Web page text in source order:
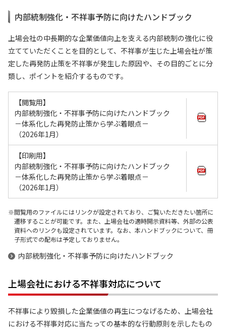
内部統制強化・不祥事予防に向けたハンドブック
上場会社の中長期的な企業価値向上を支える内部統制の強化に役
立てていただくことを目的として、不祥事が生じた上場会社が策
定した再発防止策を不祥事が発生した原因や、その目的ごとに分
類し、ポイントを紹介するものです。
【閲覧用】
内部統制強化・不祥事予防に向けたハンドブック
－体系化した再発防止策から学ぶ着眼点－
（2026年1月）
【印刷用】
内部統制強化・不祥事予防に向けたハンドブック
－体系化した再発防止策から学ぶ着眼点－
（2026年1月）
閲覧用のファイルにはリンクが設定されており、ご覧いただきたい箇所に
遷移することが可能です。また、上場会社の適時開示資料等、外部の公表
資料へのリンクも設定されています。なお、本ハンドブックについて、冊
子形式での配布は予定しておりません。
内部統制強化・不祥事予防に向けたハンドブック
上場会社における不祥事対応について
不祥事により毀損した企業価値の再生につなげるため、上場会社
における不祥事対応に当たっての基本的な行動原則を示したもの